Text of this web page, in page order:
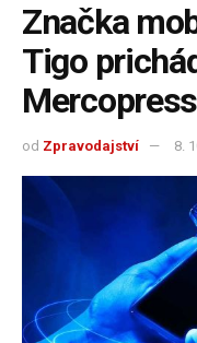
Značka
Tigo
Mercopress
od Zpravodajství 8.